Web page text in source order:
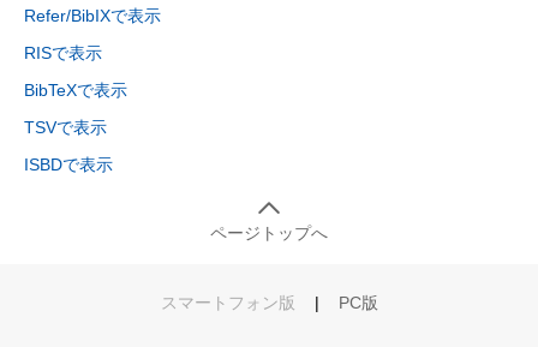
Refer/BibIXで表示
RISで表示
BibTeXで表示
TSVで表示
ISBDで表示
ページトップへ
スマートフォン版 | PC版